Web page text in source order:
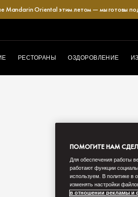
Mandarin Oriental этим летом — мы готовы
РЕСТОРАНЫ ОЗДОРОВЛЕНИЕ
ПОМОГИТЕ НАМ
Для обеспечения работы
работают функции
используем. В политике в
изменять настройки
в отношении рекламы и